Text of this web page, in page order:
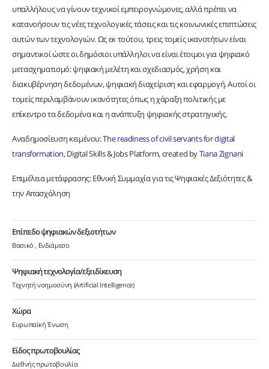
υπαλλήλους να γίνουν τεχνικοί εμπειρογνώμονες, αλλά πρέπει να
κατανοήσουν τις νέες τεχνολογικές τάσεις και τις κοινωνικές επιπτώσεις
αυτών των τεχνολογιών. Ως εκ τούτου, τρεις τομείς ικανοτήτων είναι
σημαντικοί ώστε οι δημόσιοι υπάλληλοι να είναι έτοιμοι για ψηφιακό
μετασχηματισμό: ψηφιακή μελέτη και σχεδιασμός, χρήση και
διακυβέρνηση δεδομένων, ψηφιακή διαχείριση και εφαρμογή. Αυτοί οι
τομείς περιλαμβάνουν ικανότητες όπως η χάραξη πολιτικής με
επίκεντρο τα δεδομένα και η ανάπτυξη ψηφιακής στρατηγικής.
Αναδημοσίευση κειμένου:The readiness of civil servants for digital
transformation, Digital Skills & Jobs Platform, created byTiana Zignani
Επιμέλεια μετάφρασης: Εθνική Συμμαχία για τις Ψηφιακές Δεξιότητες &
την Απασχόληση
Επίπεδο ψηφιακών δεξιοτήτων
Βασικό Ενδιάμεσο
Ψηφιακή τεχνολογία/εξειδίκευση
Τεχνητή νοημοσύνη (Artificial Intelligence)
Χώρα
Ευρωπαϊκή Ένωση
Είδος πρωτοβουλίας
Διεθνής πρωτοβουλία